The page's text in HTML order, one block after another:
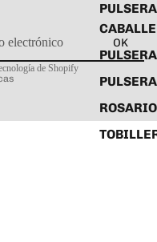
OK
de Shopify